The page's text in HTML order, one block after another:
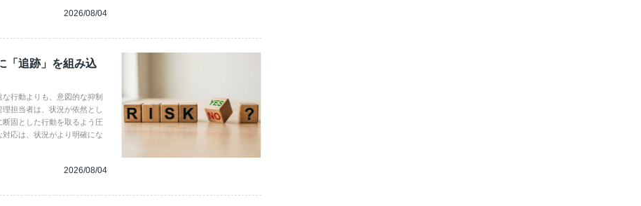
2026/08/04
追跡」を組み込
行動よりも、意図的な抑制
担当者は、状況が依然とし
固とした行動を取るよう圧
応は、状況がより明確にな
2026/08/04